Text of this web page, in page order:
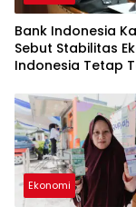
Bank Indonesia
Sebut Stabilitas
Indonesia Tetap
Global
Ekonomi